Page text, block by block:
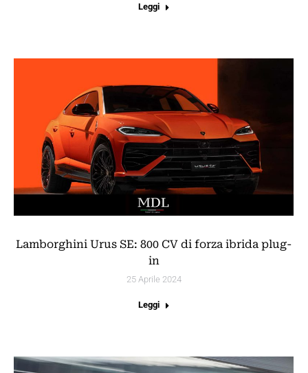
Leggi
Lamborghini Urus SE: 800 CV di forza ibrida plug-
in
25 Aprile 2024
Leggi